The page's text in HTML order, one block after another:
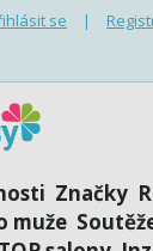
se |
Značky
muže